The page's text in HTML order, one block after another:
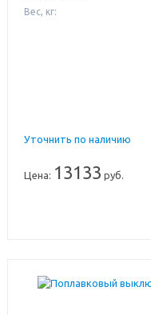
Вес, кг:
Уточнить по наличию
Цена: 13133 руб.